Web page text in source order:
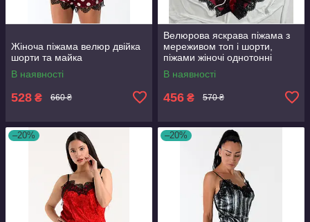
Жіноча піжама велюр двійка
шорти та майка
В наявності
528 ₴ 660 ₴
Велюрова яскрава піжама з
мереживом топ і шорти,
піжами жіночі однотонні
В наявності
456 ₴ 570 ₴
–20% –20%